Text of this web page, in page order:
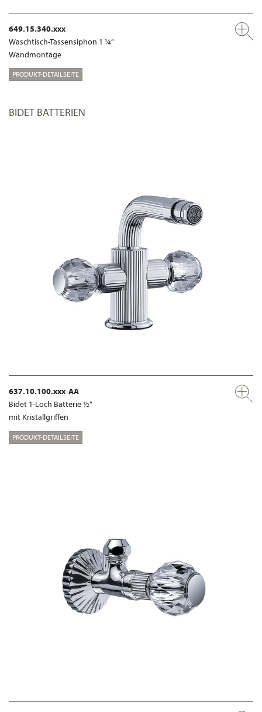
649.15.340.xxx
Waschtisch-Tassensiphon 1 ¼“
Wandmontage
PRODUKT-DETAILSEITE
BIDET BATTERIEN
637.10.100.xxx-AA
Bidet 1-Loch Batterie ½“
mit Kristallgriffen
PRODUKT-DETAILSEITE